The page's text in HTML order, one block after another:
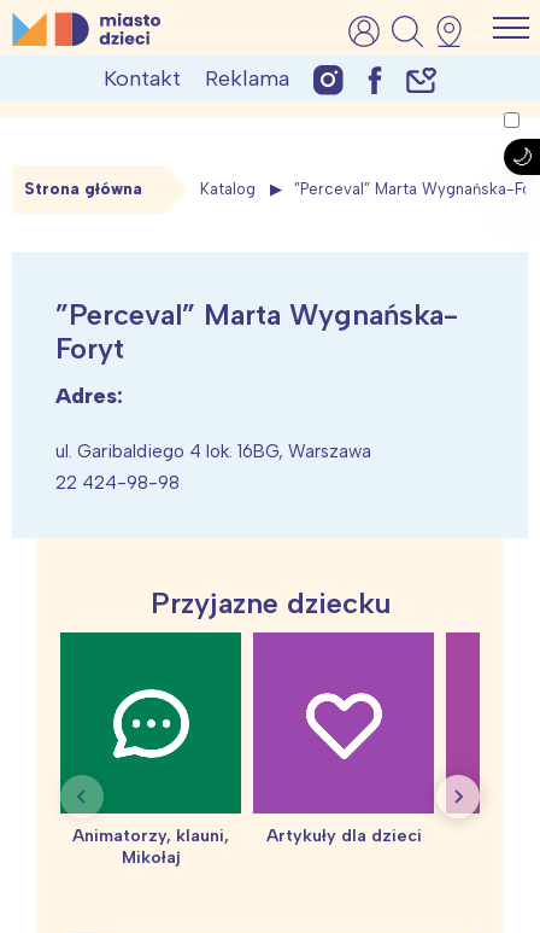
Skip
to
MiastoDzieci.pl
atrakcje dla dzieci, wydarzenia, imprezy rodzinne
Kontakt Reklama
Strona główna Katalog ”Perceval” Marta Wygnańska-
”Perceval” Marta Wygnańska-
Foryt
Adres:
ul. Garibaldiego 4 lok. 16BG, Warszawa
22 424-98-98
Przyjazne dziecku
Animatorzy, klauni,
Mikołaj
Artykuły dla dzieci